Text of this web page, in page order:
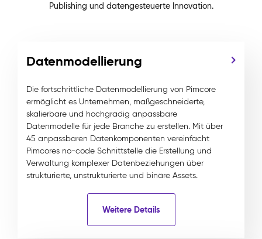
Publishing und datengesteuerte Innovation.
Datenmodellierung
Die fortschrittliche Datenmodellierung von Pimcore
ermöglicht es Unternehmen, maßgeschneiderte,
skalierbare und hochgradig anpassbare
Datenmodelle für jede Branche zu erstellen. Mit über
45 anpassbaren Datenkomponenten vereinfacht
Pimcores no-code Schnittstelle die Erstellung und
Verwaltung komplexer Datenbeziehungen über
strukturierte, unstrukturierte und binäre Assets.
Weitere Details